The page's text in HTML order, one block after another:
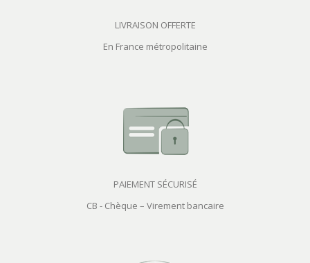
LIVRAISON OFFERTE
En France métropolitaine
PAIEMENT SÉCURISÉ
CB - Chèque – Virement bancaire